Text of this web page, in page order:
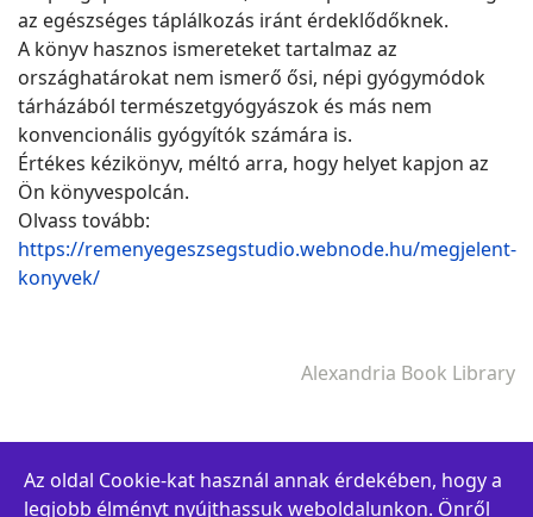
az egészséges táplálkozás iránt érdeklődőknek.
A könyv hasznos ismereteket tartalmaz az
országhatárokat nem ismerő ősi, népi gyógymódok
tárházából természetgyógyászok és más nem
konvencionális gyógyítók számára is.
Értékes kézikönyv, méltó arra, hogy helyet kapjon az
Ön könyvespolcán.
Olvass tovább:
https://remenyegeszsegstudio.webnode.hu/megjelent-
konyvek/
Alexandria Book Library
Az oldal Cookie-kat használ annak érdekében, hogy a
legjobb élményt nyújthassuk weboldalunkon. Önről